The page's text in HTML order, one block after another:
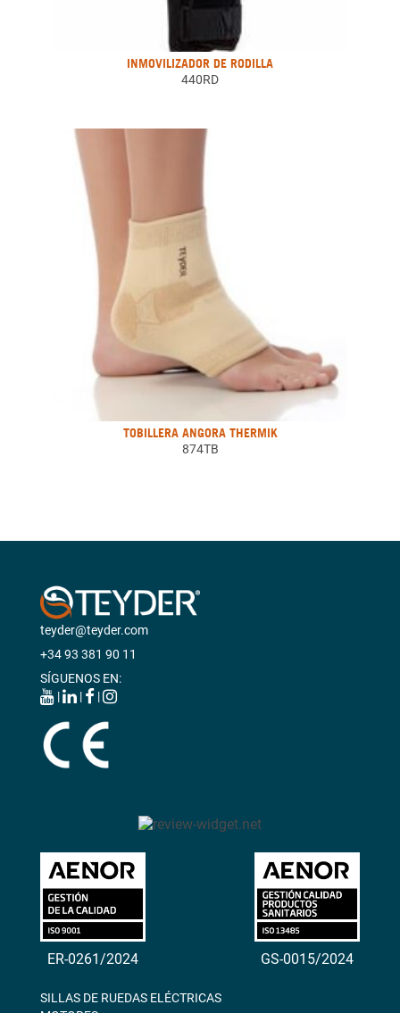
INMOVILIZADOR DE RODILLA
440RD
TOBILLERA ANGORA THERMIK
874TB
teyder@teyder.com
+34 93 381 90 11
SÍGUENOS EN:
|
| |
ER-0261/2024 GS-0015/2024
SILLAS DE RUEDAS ELÉCTRICAS